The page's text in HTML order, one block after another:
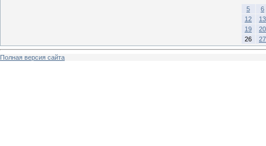
5
6
12
13
19
20
26
27
Полная версия сайта